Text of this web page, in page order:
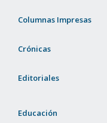
Columnas Impresas
Crónicas
Editoriales
Educación